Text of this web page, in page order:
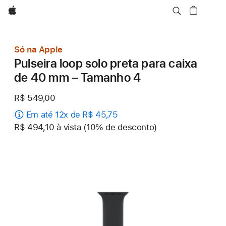
Apple
Só na Apple
Pulseira loop solo preta para caixa
de 40 mm – Tamanho 4
R$ 549,00
Em até 12x de R$ 45,75
R$ 494,10 à vista (10% de desconto)